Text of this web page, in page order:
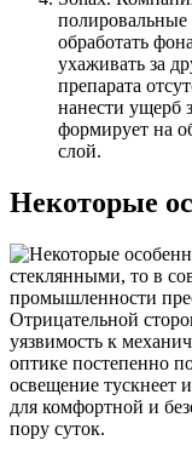
обработать
ухаживать за
препарата
нанести ущерб
формирует на
слой.
Некоторые
стеклянными, то в
промышленности
Отрицательной
уязвимость к
оптике постепенно
освещение тускнеет
для комфортной и
пору суток.